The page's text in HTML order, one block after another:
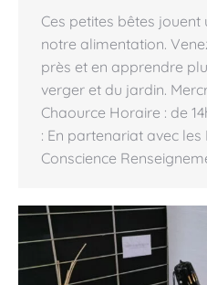
Ces petites bêtes
notre alimentation.
près et en apprendre
verger et du jardin.
Chaource Horaire : de
: En partenariat avec les
Conscience